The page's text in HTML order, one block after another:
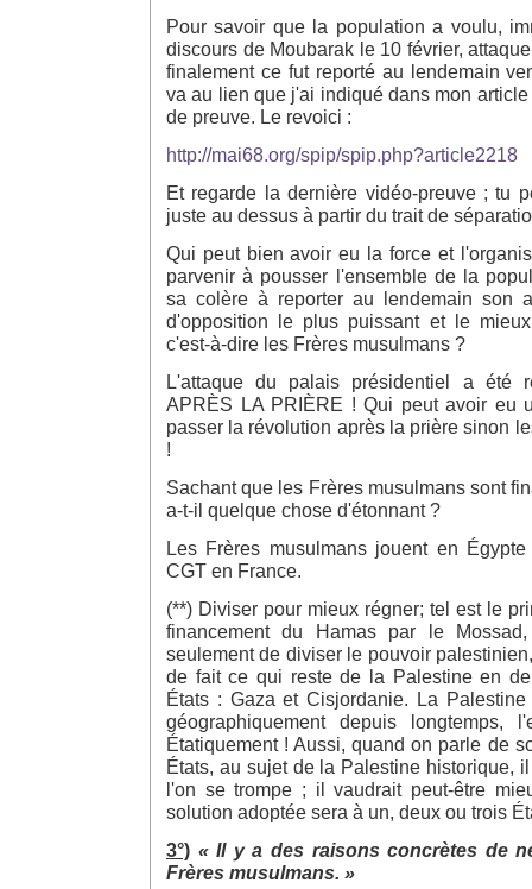
Pour savoir que la population a voulu,
discours de Moubarak le 10 février,
finalement ce fut reporté au lendemain
va au lien que j'ai indiqué dans mon
de preuve. Le revoici :
http://mai68.org/spip/spip.php?article2218
Et regarde la dernière vidéo-preuve ; tu
juste au dessus à partir du trait de
Qui peut bien avoir eu la force et
parvenir à pousser l'ensemble de la
sa colère à reporter au lendemain son
d'opposition le plus puissant et le
c'est-à-dire les Frères musulmans ?
L'attaque du palais présidentiel a été
APRÈS LA PRIÈRE ! Qui peut avoir eu
passer la révolution après la prière sinon
!
Sachant que les Frères musulmans sont
a-t-il quelque chose d'étonnant ?
Les Frères musulmans jouent en
CGT en France.
(**) Diviser pour mieux régner; tel est le
financement du Hamas par le
seulement de diviser le pouvoir
de fait ce qui reste de la Palestine en
États : Gaza et Cisjordanie. La
géographiquement depuis longtemps,
Étatiquement ! Aussi, quand on parle de
États, au sujet de la Palestine historique,
l'on se trompe ; il vaudrait peut-être
solution adoptée sera à un, deux ou trois
3°) « Il y a des raisons concrètes de
Frères musulmans. »